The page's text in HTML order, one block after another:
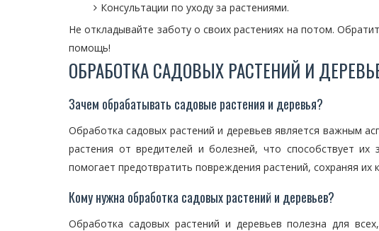
Консультации по уходу за растениями.
Не откладывайте заботу о своих растениях на потом.
помощь!
ОБРАБОТКА САДОВЫХ РАСТЕНИЙ И
Зачем обрабатывать садовые растения и деревья?
Обработка садовых растений и деревьев является важным
растения от вредителей и болезней, что способствует
помогает предотвратить повреждения растений, сохраняя их
Кому нужна обработка садовых растений и деревьев?
Обработка садовых растений и деревьев полезна для